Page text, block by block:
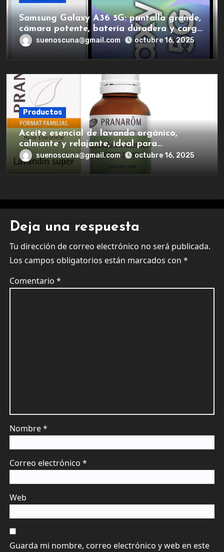
Samsung Galaxy A36 5G: pantalla grande,
cámara potente, batería duradera y carga
rápida para una experiencia premium.
suenoscuna@gmail.com octubre 16, 2025
Productos
Aceite esencial de lavanda orgánico,
calmante y relajante, ideal para
aromaterapia.
suenoscuna@gmail.com octubre 16, 2025
Deja una respuesta
Tu dirección de correo electrónico no será publicada.
Los campos obligatorios están marcados con*
Comentario*
Nombre*
Correo electrónico*
Web
Guarda mi nombre, correo electrónico y web en este